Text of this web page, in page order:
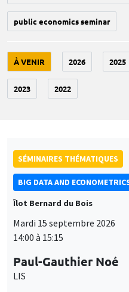
public economics seminar
À VENIR 2026 2025
2023 2022
SÉMINAIRES THÉMATIQUES
BIG DATA AND
Îlot Bernard du Bois
Mardi 15 septembre 2026
14:00 à 15:15
Paul-Gauthier Noé
LIS